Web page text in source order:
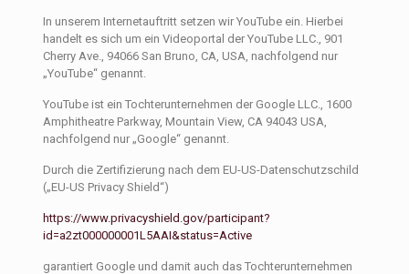
In unserem Internetauftritt setzen wir YouTube ein. Hierbei
handelt es sich um ein Videoportal der YouTube LLC., 901
Cherry Ave., 94066 San Bruno, CA, USA, nachfolgend nur
„YouTube“ genannt.
YouTube ist ein Tochterunternehmen der Google LLC., 1600
Amphitheatre Parkway, Mountain View, CA 94043 USA,
nachfolgend nur „Google“ genannt.
Durch die Zertifizierung nach dem EU-US-Datenschutzschild
(„EU-US Privacy Shield“)
https://www.privacyshield.gov/participant?
id=a2zt000000001L5AAI&status=Active
garantiert Google und damit auch das Tochterunternehmen